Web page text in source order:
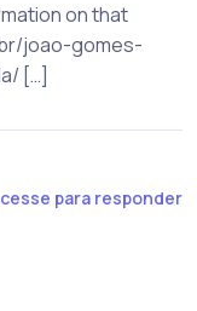
on that
joao-gomes-
[…]
para responder